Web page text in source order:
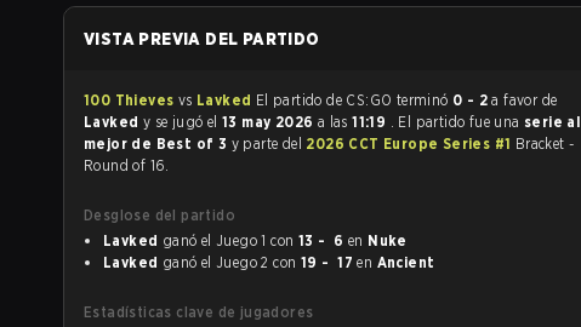
VISTA PREVIA DEL PARTIDO
100 Thieves vs Lavked El partido de CS:GO terminó 0 - 2 a favor de
Lavked y se jugó el 13 may 2026 a las11:19 . El partido fue una serie al
mejor de Best of 3 y parte del 2026 CCT Europe Series #1 Bracket -
Round of 16.
Desglose del partido
Lavked
ganó el Juego 1 con 13 - 6 en Nuke
Lavked
ganó el Juego 2 con 19 - 17 en Ancient
Estadísticas clave de jugadores